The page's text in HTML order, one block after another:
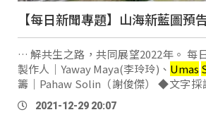
【每日新聞專題】山海新藍圖預
… 解共生之路，共同展望2022年。 每日新聞製作團隊｜ ◆
製作人｜Yaway Maya(李玲玲)、 Umas
籌｜Pahaw Solin（謝俊傑） ◆文字採訪｜Yaway Maya(李
玲玲)、 Umas Suqluman
Nabu(孫俊憲)、Calaw Opic (丁至軒
2021-12-29 20:07